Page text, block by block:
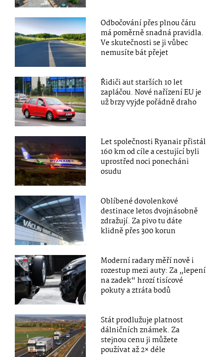
Odbočování přes plnou čáru
má poměrně snadná pravidla.
Ve skutečnosti se ji vůbec
nemusíte bát přejet
Řidiči aut starších 10 let
zapláčou. Nové nařízení EU je
už brzy vyjde pořádně draho
Let společnosti Ryanair přistál
160 km od cíle a cestující byli
uprostřed noci ponecháni
osudu
Oblíbené dovolenkové
destinace letos dvojnásobně
zdražují. Za pivo tu dáte
klidně přes 300 korun
Moderní radary měří nově i
rozestup mezi auty: Za „lepení
na zadek“ hrozí tisícové
pokuty a ztráta bodů
Stát prodlužuje platnost
dálničních známek. Za
stejnou cenu ji můžete
používat až 2× déle